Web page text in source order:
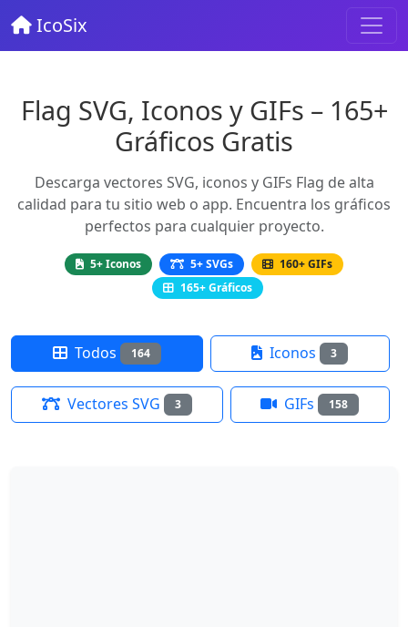
IcoSix
Flag SVG, Iconos y GIFs – 165+
Gráficos Gratis
Descarga vectores SVG, iconos y GIFs Flag de alta
calidad para tu sitio web o app. Encuentra los gráficos
perfectos para cualquier proyecto.
5+ Iconos 5+ SVGs
160+ GIFs
165+ Gráficos
Todos 164 Iconos 3
Vectores SVG 3 GIFs 158